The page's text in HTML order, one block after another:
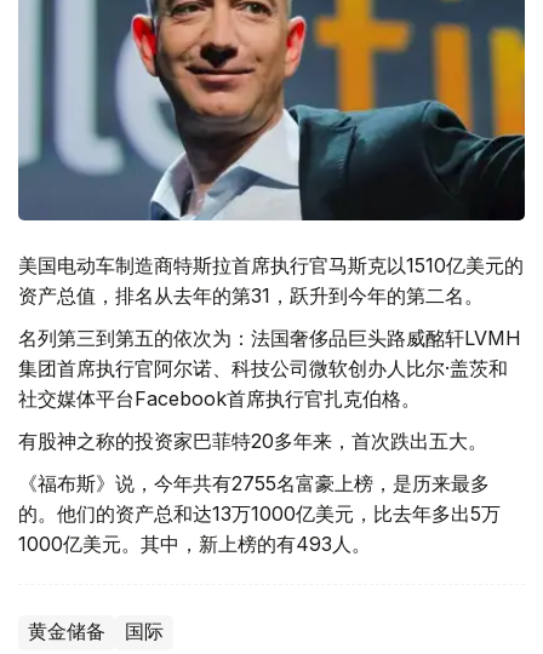
美国电动车制造商特斯拉首席执行官马斯克以1510亿美元的
资产总值，排名从去年的第31，跃升到今年的第二名。
名列第三到第五的依次为：法国奢侈品巨头路威酩轩LVMH
集团首席执行官阿尔诺、科技公司微软创办人比尔·盖茨和
社交媒体平台Facebook首席执行官扎克伯格。
有股神之称的投资家巴菲特20多年来，首次跌出五大。
《福布斯》说，今年共有2755名富豪上榜，是历来最多
的。他们的资产总和达13万1000亿美元，比去年多出5万
1000亿美元。其中，新上榜的有493人。
黄金储备 国际